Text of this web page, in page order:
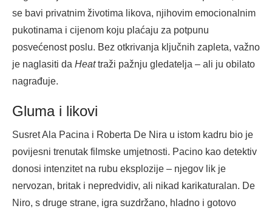
se bavi privatnim životima likova, njihovim emocionalnim
pukotinama i cijenom koju plaćaju za potpunu
posvećenost poslu. Bez otkrivanja ključnih zapleta, važno
je naglasiti da Heattraži pažnju gledatelja – ali ju obilato
nagrađuje.
Gluma i likovi
Susret Ala Pacina i Roberta De Nira u istom kadru bio je
povijesni trenutak filmske umjetnosti. Pacino kao detektiv
donosi intenzitet na rubu eksplozije – njegov lik je
nervozan, britak i nepredvidiv, ali nikad karikaturalan. De
Niro, s druge strane, igra suzdržano, hladno i gotovo